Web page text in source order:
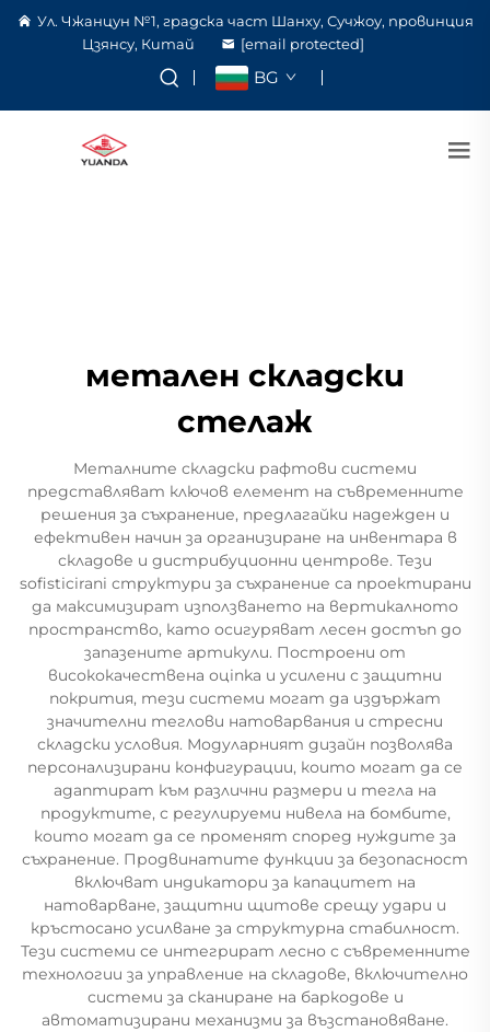
Ул. Чжанцун №1, градска част Шанху, Сучжоу, провинция
Цзянсу, Китай
[email protected]
BG
метален складски
стелаж
Металните складски рафтови системи
представляват ключов елемент на съвременните
решения за съхранение, предлагайки надежден и
ефективен начин за организиране на инвентара в
складове и дистрибуционни центрове. Тези
sofisticirani структури за съхранение са проектирани
да максимизират използването на вертикалното
пространство, като осигуряват лесен достъп до
запазените артикули. Построени от
висококачествена оцinkа и усилени с защитни
покрития, тези системи могат да издържат
значителни теглови натоварвания и стресни
складски условия. Модуларният дизайн позволява
персонализирани конфигурации, които могат да се
адаптират към различни размери и тегла на
продуктите, с регулируеми нивела на бомбите,
които могат да се променят според нуждите за
съхранение. Продвинатите функции за безопасност
включват индикатори за капацитет на
натоварване, защитни щитове срещу удари и
кръстосано усилване за структурна стабилност.
Тези системи се интегрират лесно с съвременните
технологии за управление на складове, включително
системи за сканиране на баркодове и
автоматизирани механизми за възстановяване.